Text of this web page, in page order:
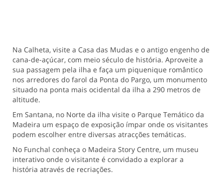
Na Calheta, visite a Casa das Mudas e o antigo engenho de
cana-de-açúcar, com meio século de história. Aproveite a
sua passagem pela ilha e faça um piquenique romântico
nos arredores do farol da Ponta do Pargo, um monumento
situado na ponta mais ocidental da ilha a 290 metros de
altitude.
Em Santana, no Norte da ilha visite o Parque Temático da
Madeira um espaço de exposição ímpar onde os visitantes
podem escolher entre diversas atracções temáticas.
No Funchal conheça o Madeira Story Centre, um museu
interativo onde o visitante é convidado a explorar a
história através de recriações.